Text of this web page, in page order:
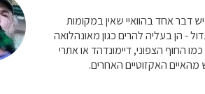
דבר אחד בהוואיי שאין במקומות
- הן בעליה להרים כגון מאונהלואה
החוף הצפוני, דיימונדהד או אתרי